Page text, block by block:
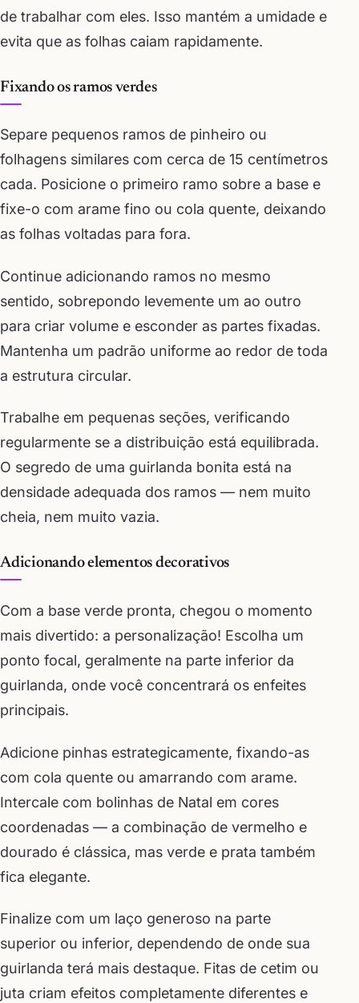
de trabalhar com eles. Isso mantém a umidade e
evita que as folhas caiam rapidamente.
Fixando os ramos verdes
Separe pequenos ramos de pinheiro ou
folhagens similares com cerca de 15 centímetros
cada. Posicione o primeiro ramo sobre a base e
fixe-o com arame fino ou cola quente, deixando
as folhas voltadas para fora.
Continue adicionando ramos no mesmo
sentido, sobrepondo levemente um ao outro
para criar volume e esconder as partes fixadas.
Mantenha um padrão uniforme ao redor de toda
a estrutura circular.
Trabalhe em pequenas seções, verificando
regularmente se a distribuição está equilibrada.
O segredo de uma guirlanda bonita está na
densidade adequada dos ramos — nem muito
cheia, nem muito vazia.
Adicionando elementos decorativos
Com a base verde pronta, chegou o momento
mais divertido: a personalização! Escolha um
ponto focal, geralmente na parte inferior da
guirlanda, onde você concentrará os enfeites
principais.
Adicione pinhas estrategicamente, fixando-as
com cola quente ou amarrando com arame.
Intercale com bolinhas de Natal em cores
coordenadas — a combinação de vermelho e
dourado é clássica, mas verde e prata também
fica elegante.
Finalize com um laço generoso na parte
superior ou inferior, dependendo de onde sua
guirlanda terá mais destaque. Fitas de cetim ou
juta criam efeitos completamente diferentes e